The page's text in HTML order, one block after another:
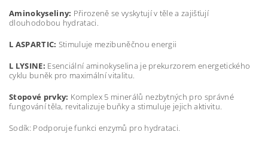
Aminokyseliny: Přirozeně se vyskytují v těle a zajišťují
dlouhodobou hydrataci.
L ASPARTIC: Stimuluje mezibuněčnou energii
L LYSINE: Esenciální aminokyselina je prekurzorem energetického
cyklu buněk pro maximální vitalitu.
Stopové prvky: Komplex 5 minerálů nezbytných pro správné
fungování těla, revitalizuje buňky a stimuluje jejich aktivitu.
Sodík: Podporuje funkci enzymů pro hydrataci.